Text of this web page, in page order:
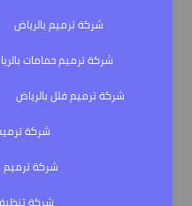
شركة ترميم بالرياض
شركة ترميم حمامات
شركة ترميم فلل بالرياض
شركة
شركة ترميم